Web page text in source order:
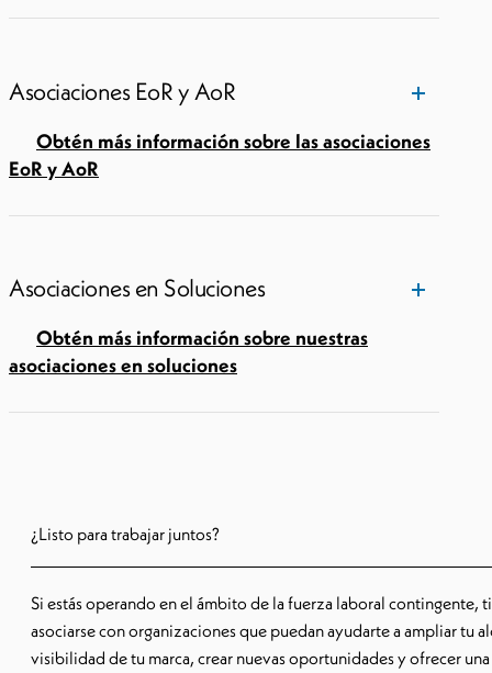
Asociaciones EoR y AoR
Obtén más información sobre las asociaciones
EoR y AoR
Asociaciones en Soluciones
Obtén más información sobre nuestras
asociaciones en soluciones
¿Listo para trabajar juntos?
Si estás operando en el ámbito de la fuerza laboral contingente,
asociarse con organizaciones que puedan ayudarte a ampliar tu
visibilidad de tu marca, crear nuevas oportunidades y ofrecer una